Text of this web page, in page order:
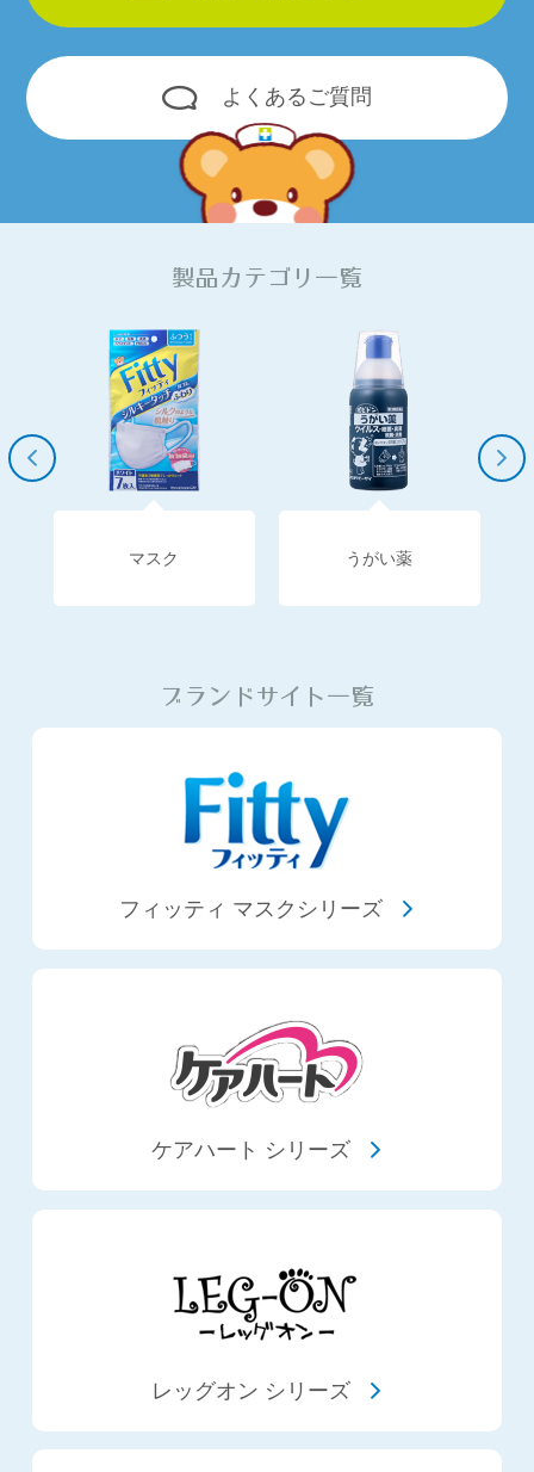
よくあるご質問
製品カテゴリ一覧
マスク うがい薬
ブランドサイト一覧
フィッティ マスクシリーズ
ケアハート シリーズ
レッグオン シリーズ